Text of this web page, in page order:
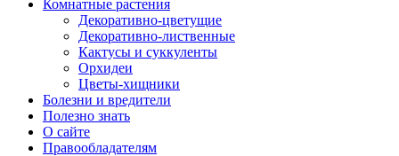
Комнатные растения
Декоративно-цветущие
Декоративно-лиственные
Кактусы и суккуленты
Орхидеи
Цветы-хищники
Болезни и вредители
Полезно знать
О сайте
Правообладателям